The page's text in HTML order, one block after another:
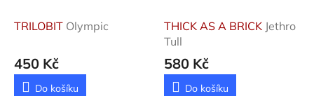
TRILOBIT Olympic
450 Kč
Do košíku
THICK AS A BRICK Jethro
Tull
580 Kč
Do košíku